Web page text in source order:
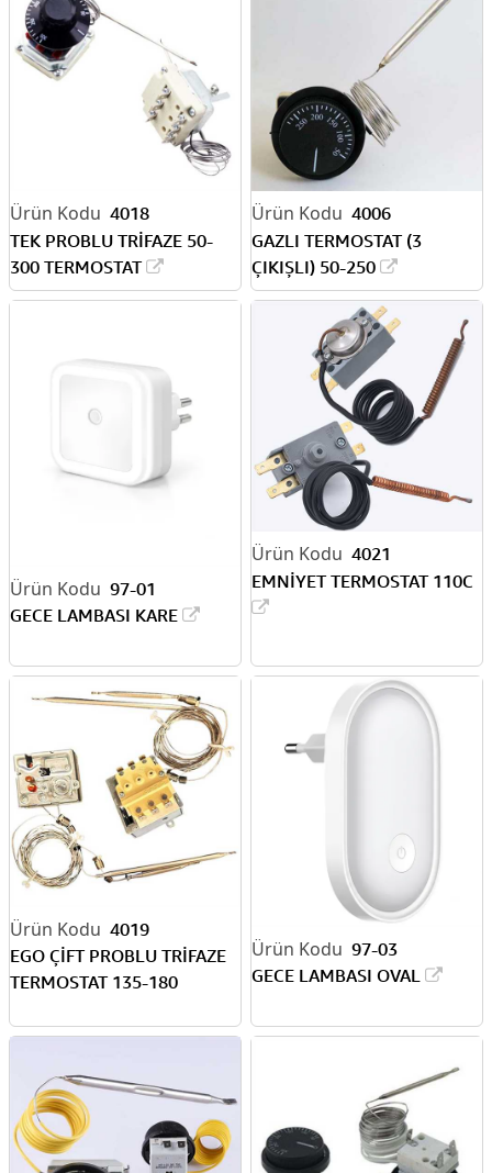
4018
TEK PROBLU TRİFAZE 50-
300 TERMOSTAT
4006
GAZLI TERMOSTAT (3
ÇIKIŞLI) 50-250
97-01
GECE LAMBASI KARE
4021
EMNİYET TERMOSTAT 110C
4019
EGO ÇİFT PROBLU TRİFAZE
TERMOSTAT 135-180
97-03
GECE LAMBASI OVAL